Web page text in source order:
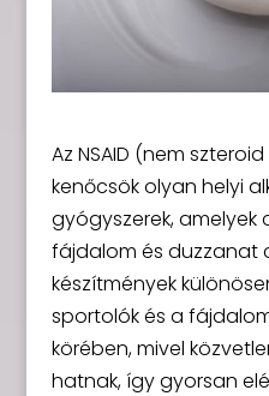
Az NSAID (nem
kenőcsök olyan helyi
gyógyszerek, amelyek
fájdalom és duzzanat
készítmények
sportolók és a
körében, mivel
hatnak, így gyorsan